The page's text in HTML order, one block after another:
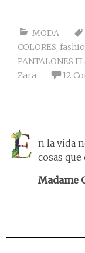
MODA
COLORES,
PANTALONES
Zara
12
n la vida
cosas
Madame